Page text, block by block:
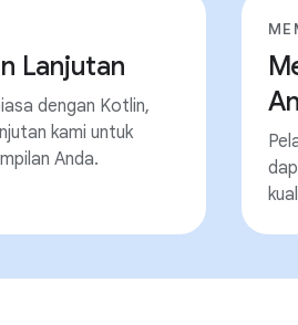
Lanjutan
dengan Kotlin,
kami untuk
Anda.